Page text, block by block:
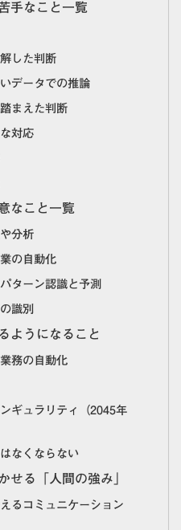
手なこと一覧
した判断
データでの推論
まえた判断
対応
なこと一覧
分析
の自動化
ターン認識と予測
識別
ようになること
務の自動化
ギュラリティ（2045年
なくならない
せる「人間の強み」
るコミュニケーション